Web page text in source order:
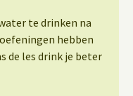
te drinken na
hebben
de les drink je beter